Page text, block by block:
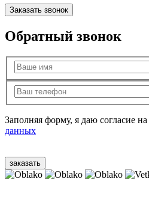
Заказать звонок
Обратный звонок
Заполняя форму, я даю согласие на
данных